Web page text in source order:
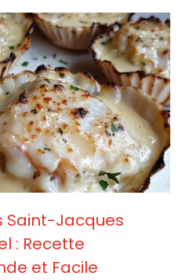
Saint-Jacques
: Recette
et Facile